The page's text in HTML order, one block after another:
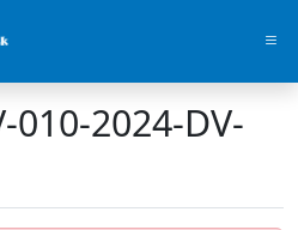
010-2024-DV-